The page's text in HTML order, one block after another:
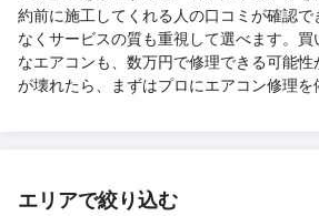
約前に施工してくれる人の口コミが確認
なくサービスの質も重視して選べます。
なエアコンも、数万円で修理できる可能
が壊れたら、まずはプロにエアコン修理を
エリアで絞り込む